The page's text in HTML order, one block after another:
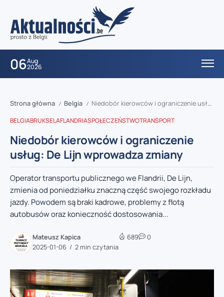
06Aug
2026
Strona główna / Belgia / Niedobór kierowców i ograniczenie usług: De Lijn wprowadza zmiany
BELGIABRUKSELAFLANDRIASPOŁECZEŃSTWOTRANSPORT
Niedobór kierowców i ograniczenie
usług: De Lijn wprowadza zmiany
Operator transportu publicznego we Flandrii, De Lijn,
zmienia od poniedziałku znaczną część swojego rozkładu
jazdy. Powodem są braki kadrowe, problemy z flotą
autobusów oraz konieczność dostosowania...
Mateusz Kapica
2025-01-06
2 min czytania
689 0